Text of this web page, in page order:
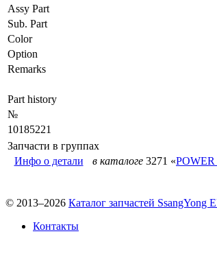
Assy Part
Sub. Part
Color
Option
Remarks
Part history
№
10185221
Запчасти в группах
Инфо о детали
в каталоге 3271 «
© 2013–2026 Каталог запчастей SsangYong
Контакты